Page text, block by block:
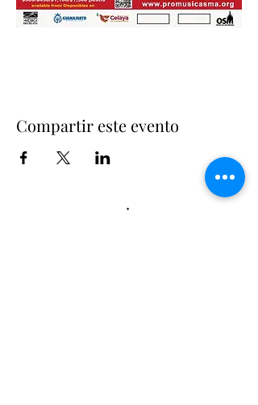
Compartir este evento